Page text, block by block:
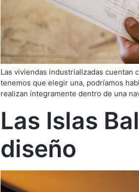
Las viviendas industrializadas cuentan
tenemos que elegir una, podríamos
realizan íntegramente dentro de una
Las Islas
diseño